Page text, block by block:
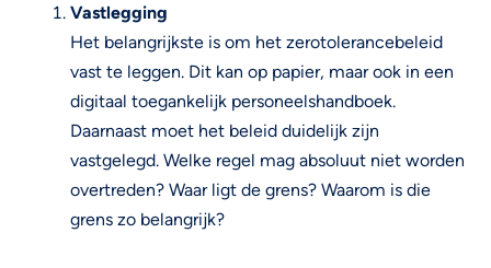
Vastlegging
Het belangrijkste is om het zerotolerancebeleid
vast te leggen. Dit kan op papier, maar ook in een
digitaal toegankelijk personeelshandboek.
Daarnaast moet het beleid duidelijk zijn
vastgelegd. Welke regel mag absoluut niet worden
overtreden? Waar ligt de grens? Waarom is die
grens zo belangrijk?